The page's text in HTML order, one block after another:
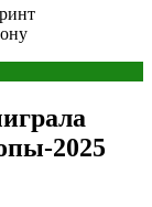
2025